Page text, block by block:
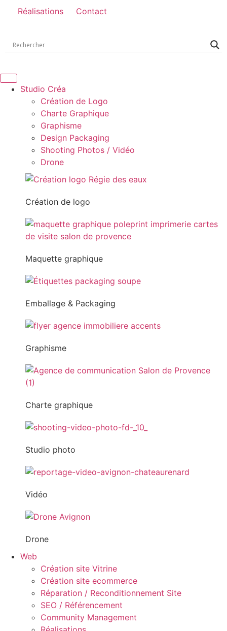
Réalisations Contact
Studio Créa
Création de Logo
Charte Graphique
Graphisme
Design Packaging
Shooting Photos / Vidéo
Drone
Création de logo
Maquette graphique
Emballage & Packaging
Graphisme
Charte graphique
Studio photo
Vidéo
Drone
Web
Création site Vitrine
Création site ecommerce
Réparation / Reconditionnement Site
SEO / Référencement
Community Management